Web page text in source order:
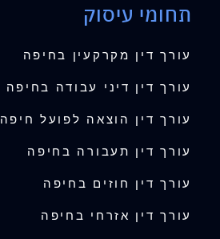
תחומי עיסוק
עורך דין מקרקעין בחיפה
עורך דין דיני עבודה בחיפה
עורך דין הוצאה לפועל חיפה
עורך דין תעבורה בחיפה
עורך דין חוזים בחיפה
עורך דין אזרחי בחיפה